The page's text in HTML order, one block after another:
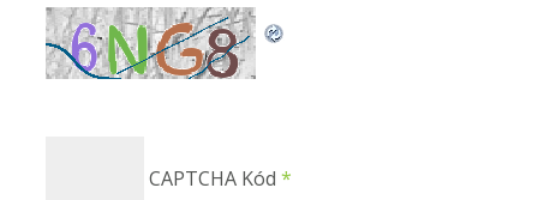
CAPTCHA Kód *